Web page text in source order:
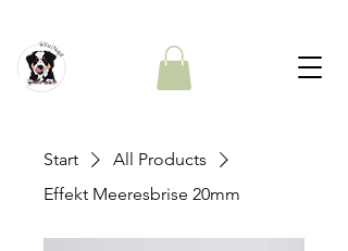
Start
All Products
Effekt Meeresbrise 20mm